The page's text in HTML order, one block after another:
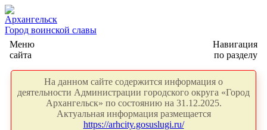
Архангельск
Город воинской славы
Меню
сайта
Навигация
по разделу
На данном сайте содержится информация о
деятельности Администрации городского округа «Город
Архангельск» по состоянию на 31.12.2025.
Актуальная информация размещается
https://arhcity.gosuslugi.ru/